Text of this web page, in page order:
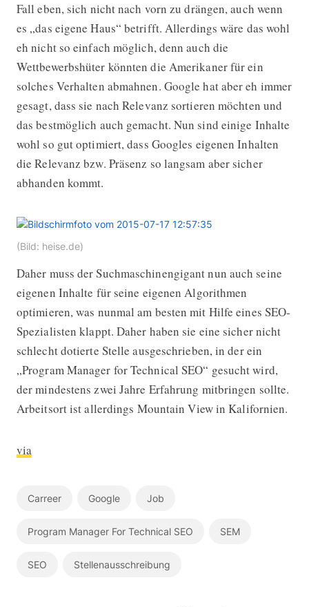
Fall eben, sich nicht nach vorn zu drängen, auch wenn
es „das eigene Haus“ betrifft. Allerdings wäre das wohl
eh nicht so einfach möglich, denn auch die
Wettbewerbshüter könnten die Amerikaner für ein
solches Verhalten abmahnen. Google hat aber eh immer
gesagt, dass sie nach Relevanz sortieren möchten und
das bestmöglich auch gemacht. Nun sind einige Inhalte
wohl so gut optimiert, dass Googles eigenen Inhalten
die Relevanz bzw. Präsenz so langsam aber sicher
abhanden kommt.
(Bild: heise.de)
Daher muss der Suchmaschinengigant nun auch seine
eigenen Inhalte für seine eigenen Algorithmen
optimieren, was nunmal am besten mit Hilfe eines SEO-
Spezialisten klappt. Daher haben sie eine sicher nicht
schlecht dotierte Stelle ausgeschrieben, in der ein
„Program Manager for Technical SEO“ gesucht wird,
der mindestens zwei Jahre Erfahrung mitbringen sollte.
Arbeitsort ist allerdings Mountain View in Kalifornien.
via
Carreer Google Job
Program Manager For Technical SEO SEM
SEO Stellenausschreibung